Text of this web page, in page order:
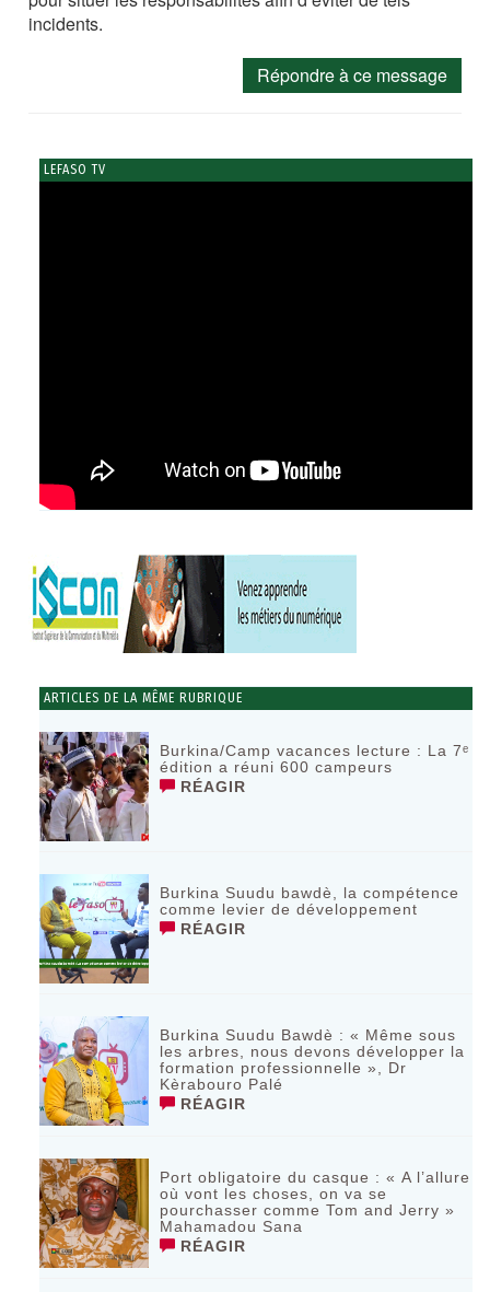
incidents.
Répondre à ce message
LEFASO TV
ARTICLES DE LA MÊME RUBRIQUE
Burkina/Camp vacances lecture : La 7ᵉ
édition a réuni 600 campeurs
RÉAGIR
Burkina Suudu bawdè, la compétence
comme levier de développement
RÉAGIR
Burkina Suudu Bawdè : « Même sous
les arbres, nous devons développer la
formation professionnelle », Dr
Kèrabouro Palé
RÉAGIR
Port obligatoire du casque : « A l’allure
où vont les choses, on va se
pourchasser comme Tom and Jerry »
Mahamadou Sana
RÉAGIR